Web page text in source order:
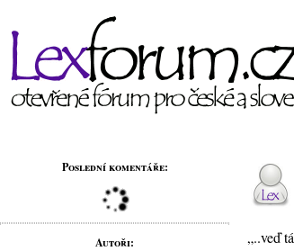
Poslední komentáře:
Autoři:
„..veď